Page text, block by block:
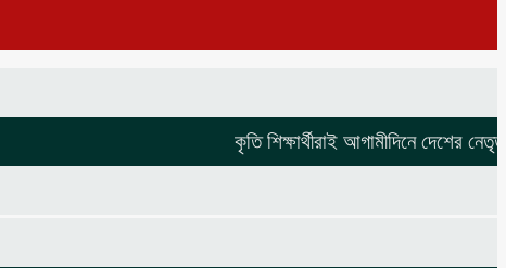
কৃতি শিক্ষার্থীরাই আগামীদিনে দেশের নেতৃত্ব